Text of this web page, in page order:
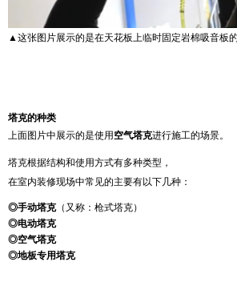
▲这张图片展示的是在天花板上临时固定岩棉吸音板的
塔克的种类
上面图片中展示的是使用 空气塔克进行施工的场景。
塔克根据结构和使用方式有多种类型，
在室内装修现场中常见的主要有以下几种：
◎手动塔克（又称：枪式塔克）
◎电动塔克
◎空气塔克
◎地板专用塔克